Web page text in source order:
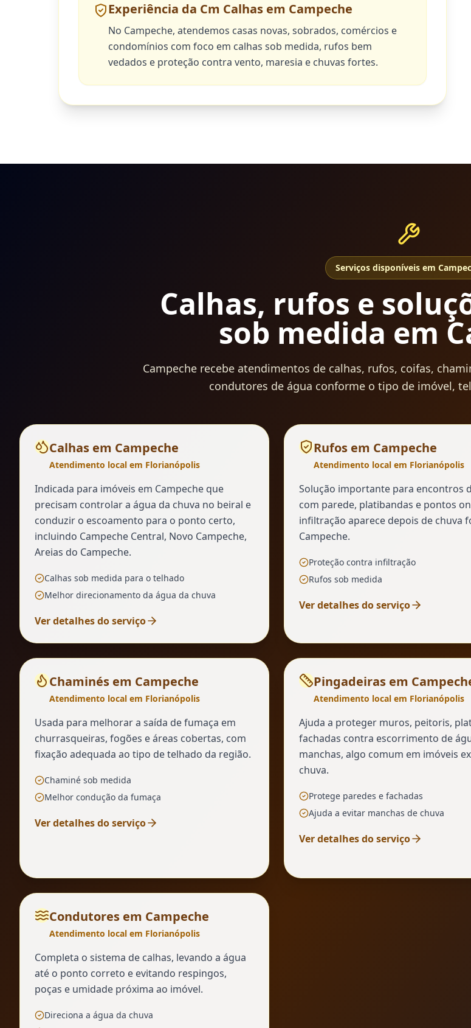
Experiência da Cm Calhas em Campeche
No Campeche, atendemos casas novas, sobrados, comércios e
condomínios com foco em calhas sob medida, rufos bem
vedados e proteção contra vento, maresia e chuvas fortes.
Serviços disponíveis em
Calhas, rufos e
sob medida em
Campeche recebe atendimentos de calhas, rufos, coifas,
condutores de água conforme o tipo de imóvel,
Calhas em Campeche
Atendimento local em Florianópolis
Indicada para imóveis em Campeche que
precisam controlar a água da chuva no beiral e
conduzir o escoamento para o ponto certo,
incluindo Campeche Central, Novo Campeche,
Areias do Campeche.
Calhas sob medida para o telhado
Melhor direcionamento da água da chuva
Ver detalhes do serviço
Rufosem Campeche
Atendimento local em Florianópolis
Solução importante para encontros
com parede, platibandas e pontos
infiltração aparece depois de chuva
Campeche.
Proteção contra infiltração
Rufos sob medida
Ver detalhes do serviço
Chaminés em Campeche
Atendimento local em Florianópolis
Usada para melhorar a saída de fumaça em
churrasqueiras, fogões e áreas cobertas, com
fixação adequada ao tipo de telhado da região.
Chaminé sob medida
Melhor condução da fumaça
Ver detalhes do serviço
Pingadeirasem
Atendimento local em Florianópolis
Ajuda a proteger muros, peitoris,
fachadas contra escorrimento de
manchas, algo comum em imóveis
chuva.
Protege paredes e fachadas
Ajuda a evitar manchas de chuva
Ver detalhes do serviço
Condutores em Campeche
Atendimento local em Florianópolis
Completa o sistema de calhas, levando a água
até o ponto correto e evitando respingos,
poças e umidade próxima ao imóvel.
Direciona a água da chuva